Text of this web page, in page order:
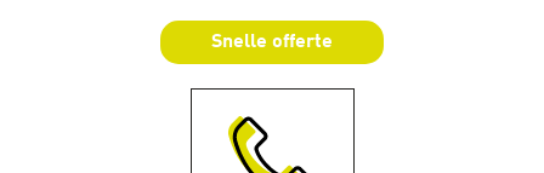
Snelle offerte